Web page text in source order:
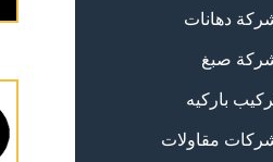
دهانات
صبغ
باركيه
مقاولات